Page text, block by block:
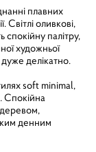
плавних
Світлі оливкові,
спокійну палітру,
художньої
делікатно.
soft minimal,
Спокійна
деревом,
денним